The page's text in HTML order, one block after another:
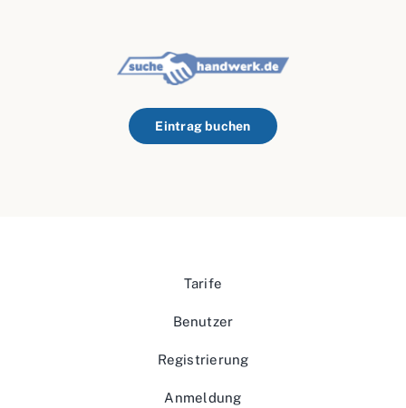
Eintrag buchen
Tarife
Benutzer
Registrierung
Anmeldung